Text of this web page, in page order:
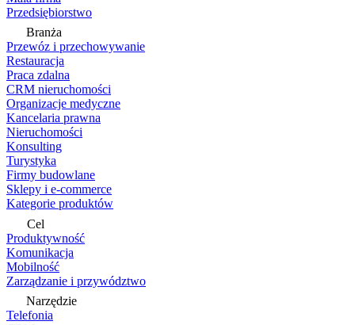
Przedsiębiorstwo
Branża
Przewóz i przechowywanie
Restauracja
Praca zdalna
CRM nieruchomości
Organizacje medyczne
Kancelaria prawna
Nieruchomości
Konsulting
Turystyka
Firmy budowlane
Sklepy i e-commerce
Kategorie produktów
Cel
Produktywność
Komunikacja
Mobilność
Zarządzanie i przywództwo
Narzędzie
Telefonia